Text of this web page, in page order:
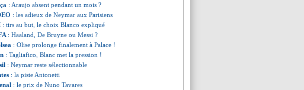
: Araujo absent pendant un mois ?
: les adieux de Neymar aux Parisiens
: tirs au but, le choix Blanco expliqué
: Haaland, De Bruyne ou Messi ?
: Olise prolonge finalement à Palace !
: Tagliafico, Blanc met la pression !
: Neymar reste sélectionnable
: la piste Antonetti
: le prix de Nuno Tavares